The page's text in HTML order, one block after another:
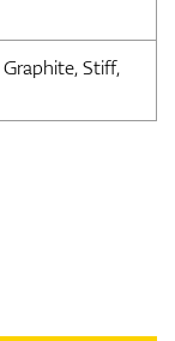
Stiff,